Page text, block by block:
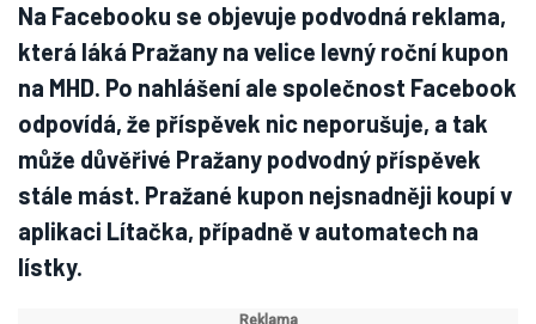
Na Facebooku se objevuje podvodná reklama,
která láká Pražany na velice levný roční kupon
na MHD. Po nahlášení ale společnost Facebook
odpovídá, že příspěvek nic neporušuje, a tak
může důvěřivé Pražany podvodný příspěvek
stále mást. Pražané kupon nejsnadněji koupí v
aplikaci Lítačka, případně v automatech na
lístky.